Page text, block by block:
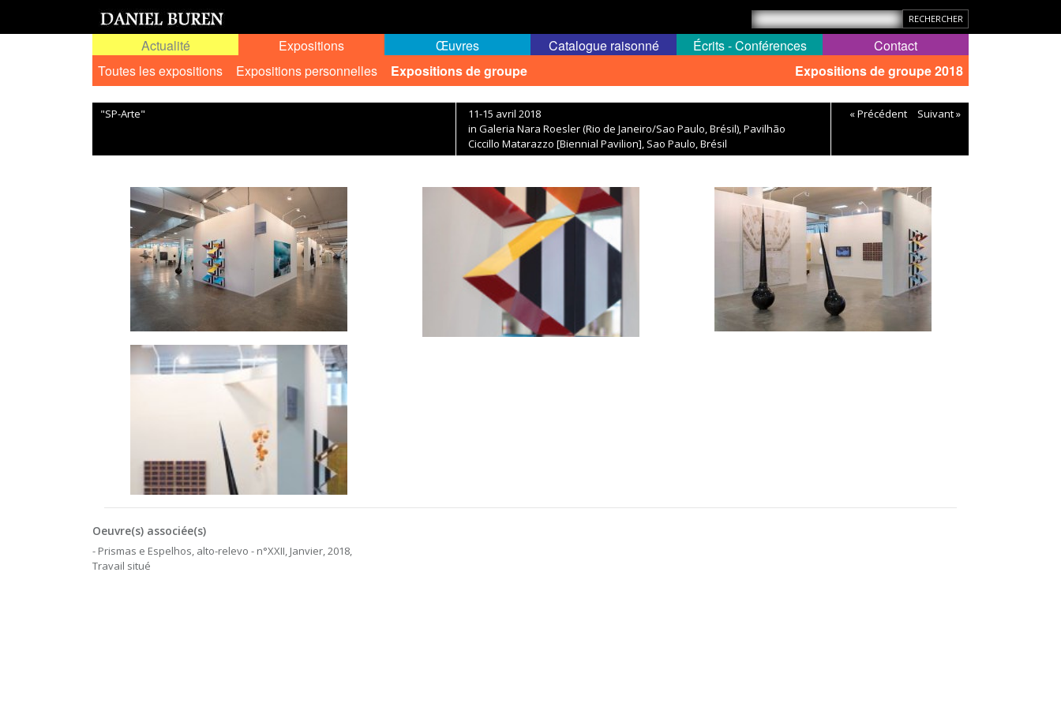
Actualité
Expositions
Toutes les expositions
Expositions personnelles Expositions de groupe Expositions de groupe 2018
Œuvres Catalogue raisonné Écrits - Conférences Contact
"SP-Arte"
11-15 avril 2018
in Galeria Nara Roesler (Rio de Janeiro/Sao Paulo, Brésil), Pavilhão
Ciccillo Matarazzo [Biennial Pavilion], Sao Paulo, Brésil
« Précédent Suivant »
Oeuvre(s) associée(s)
- Prismas e Espelhos, alto-relevo - n°XXII, Janvier, 2018,
Travail situé